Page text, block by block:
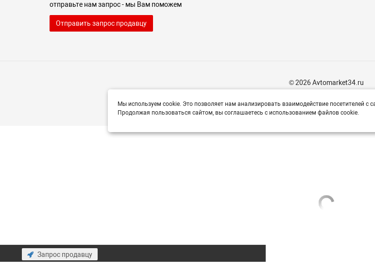
отправьте нам запрос - мы Вам поможем
Отправить запрос продавцу
© 2026 Avtomarket34.ru
Мы используем cookie. Это позволяет нам анализировать взаимодействие посетителей с
Продолжая пользоваться сайтом, вы соглашаетесь с использованием файлов cookie.
Запрос продавцу